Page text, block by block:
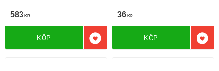
583 KR
Lägg till i favoriter
KÖP
36 KR
KÖP